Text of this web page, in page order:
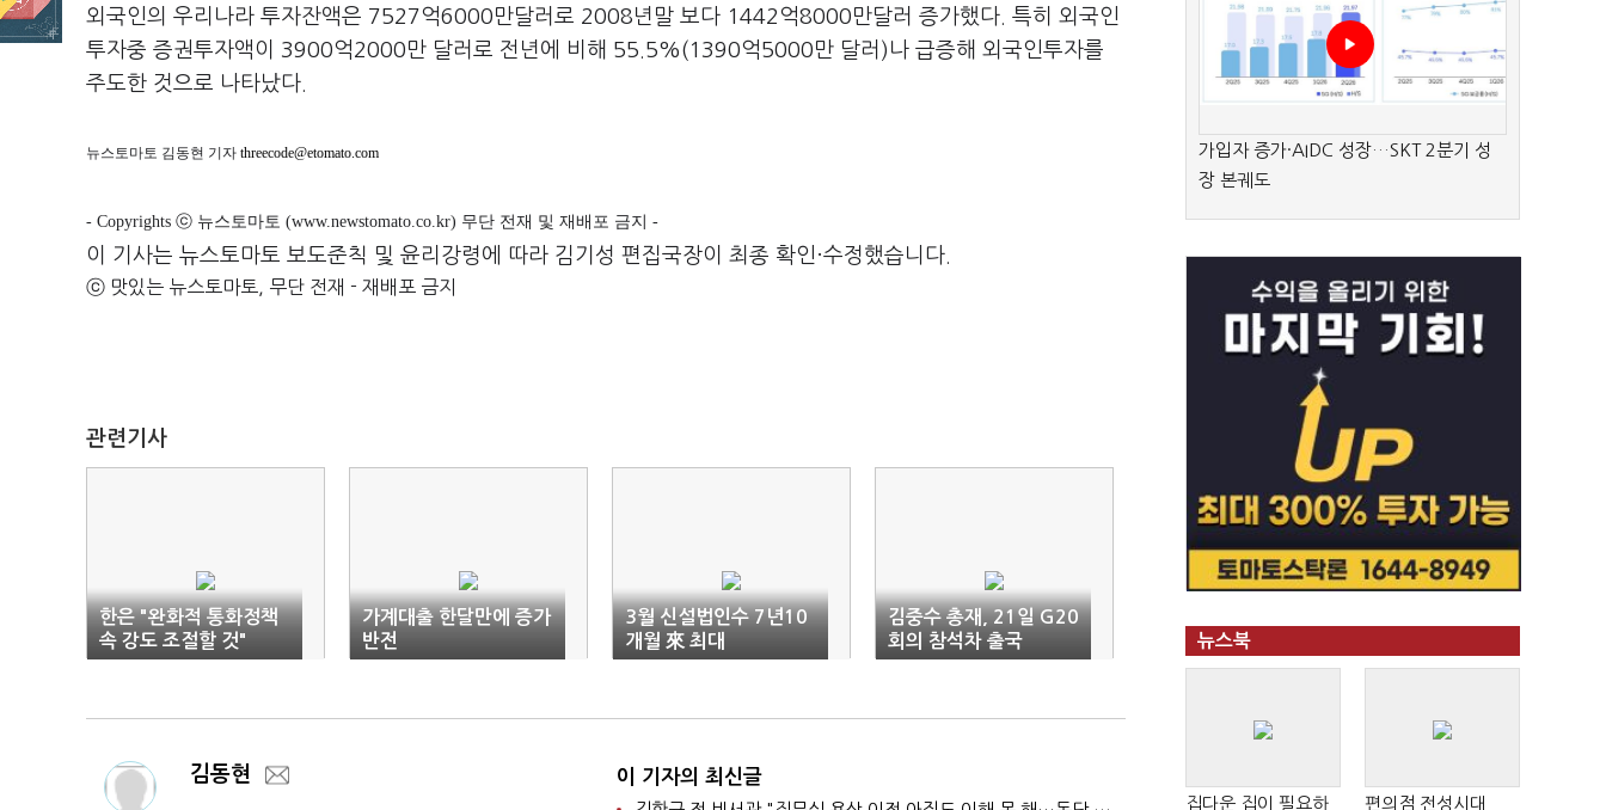
외국인의 우리나라 투자잔액은 7527억6000만달러로 2008년말 보다 1442억8000만달러 증가했다. 특히 외국인
투자중 증권투자액이 3900억2000만 달러로 전년에 비해 55.5%(1390억5000만 달러)나 급증해 외국인투자를
주도한 것으로 나타났다.
뉴스토마토 김동현 기자 threecode@etomato.com
- Copyrights ⓒ 뉴스토마토 (www.newstomato.co.kr) 무단 전재 및 재배포 금지 -
이 기사는 뉴스토마토 보도준칙 및 윤리강령에 따라 김기성 편집국장이 최종 확인·수정했습니다.
ⓒ 맛있는 뉴스토마토, 무단 전재 - 재배포 금지
관련기사
한은 "완화적 통화정책
속 강도 조절할 것"
가계대출 한달만에 증가
반전
3월 신설법인수 7년10
개월 來 최대
김중수 총재, 21일 G20
회의 참석차 출국
김동현 이 기자의 최신글
가입자 증가·AIDC 성장…SKT 2분기 성
장 본궤도
뉴스북
집다운 집이 필요하
편의점 전성시대